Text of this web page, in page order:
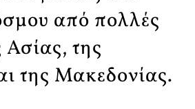
από πολλές
Ασίας, της
της Μακεδονίας.